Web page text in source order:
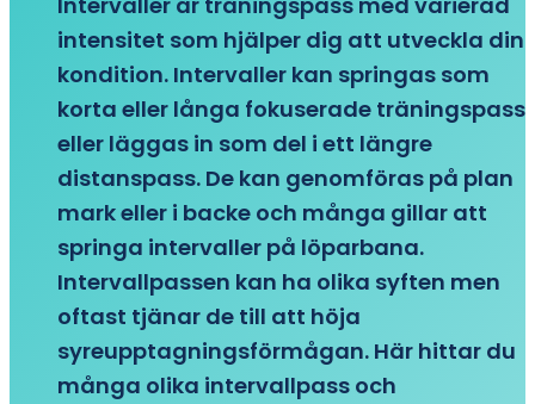
intensitet som hjälper dig att utveckla din
kondition. Intervaller kan springas som
korta eller långa fokuserade träningspass
eller läggas in som del i ett längre
distanspass. De kan genomföras på plan
mark eller i backe och många gillar att
springa intervaller på löparbana.
Intervallpassen kan ha olika syften men
oftast tjänar de till att höja
syreupptagningsförmågan. Här hittar du
många olika intervallpass och